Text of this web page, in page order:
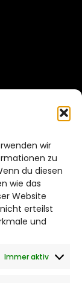
wir
zu
du diesen
wie das
Website
erteilst
und
Immer aktiv